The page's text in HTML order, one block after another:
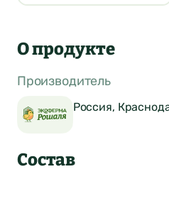
О продукте
Производитель
Россия,
Состав